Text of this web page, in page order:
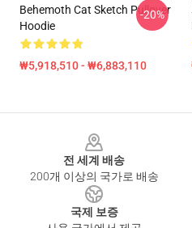
Behemoth Cat Sketch Pullover
Hoodie
₩5,918,510 - ₩6,883,110
-20%
전 세계 배송
200개 이상의 국가로 배송
국제 보증